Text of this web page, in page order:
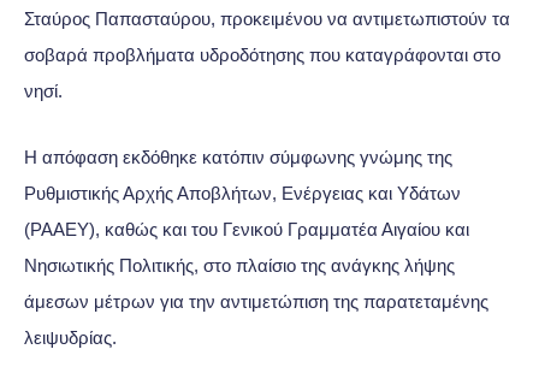
Σταύρος Παπασταύρου, προκειμένου να αντιμετωπιστούν τα
σοβαρά προβλήματα υδροδότησης που καταγράφονται στο
νησί.
Η απόφαση εκδόθηκε κατόπιν σύμφωνης γνώμης της
Ρυθμιστικής Αρχής Αποβλήτων, Ενέργειας και Υδάτων
(ΡΑΑΕΥ), καθώς και του Γενικού Γραμματέα Αιγαίου και
Νησιωτικής Πολιτικής, στο πλαίσιο της ανάγκης λήψης
άμεσων μέτρων για την αντιμετώπιση της παρατεταμένης
λειψυδρίας.